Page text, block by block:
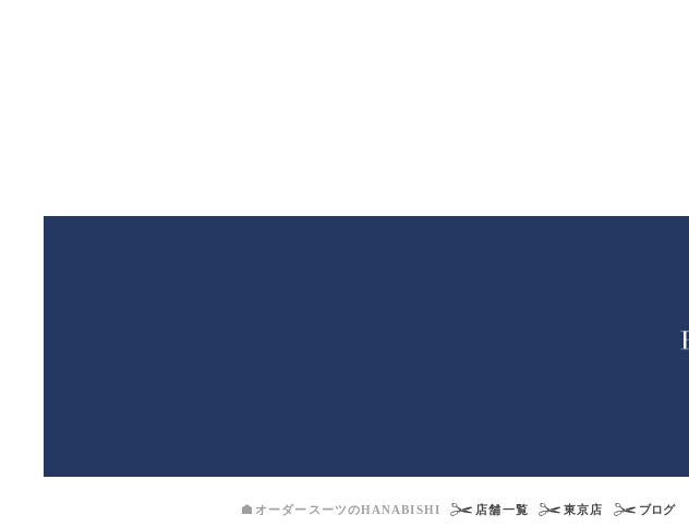
オーダースーツのHANABISHI 店舗一覧 東京店 ブログ